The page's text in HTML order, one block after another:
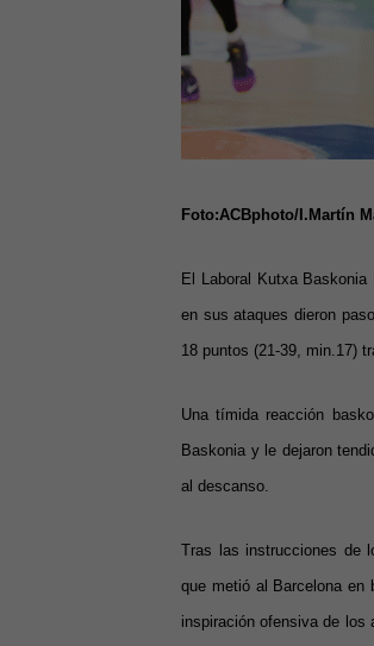
Foto:ACBphoto/I.Martín
El Laboral Kutxa
en sus ataques dieron
18 puntos (21-39, min.17)
Una tímida reacción
Baskonia y le dejaron
al descanso.
Tras las instrucciones de
que metió al Barcelona en
inspiración ofensiva de los